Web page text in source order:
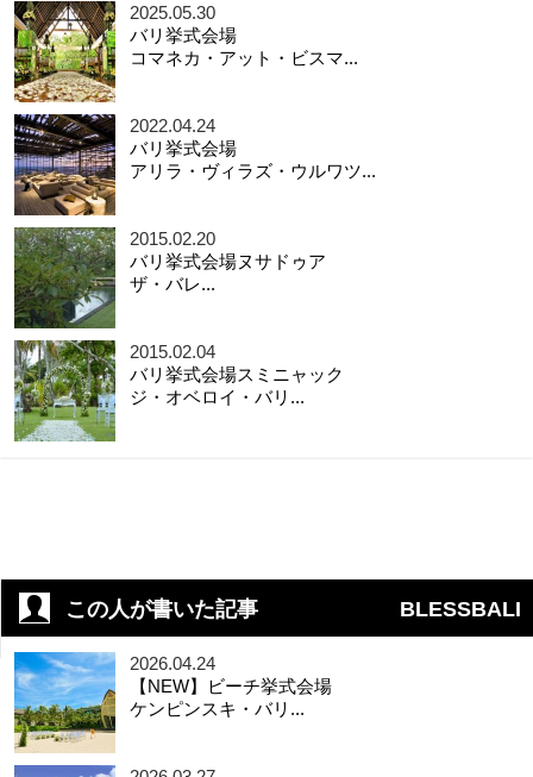
2025.05.30
バリ挙式会場
コマネカ・アット・ビスマ...
2022.04.24
バリ挙式会場
アリラ・ヴィラズ・ウルワツ...
2015.02.20
バリ挙式会場ヌサドゥア
ザ・バレ...
2015.02.04
バリ挙式会場スミニャック
ジ・オベロイ・バリ...
この人が書いた記事 BLESSBALI
2026.04.24
【NEW】ビーチ挙式会場
ケンピンスキ・バリ...